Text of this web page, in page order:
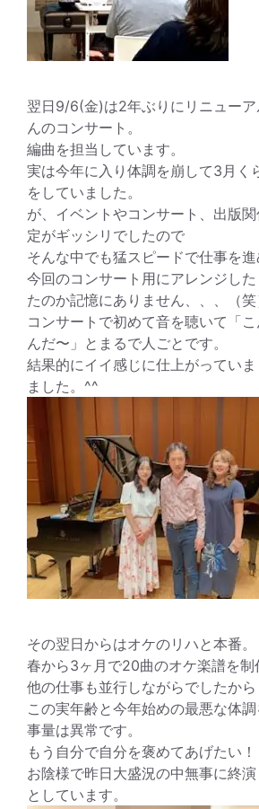
翌日9/6(金)は2年ぶりにリニューア
んのコンサート。
編曲を担当しています。
実は今年に入り体調を崩して3月く
をしていました。
が、イベントやコンサート、出版
定がギッシリでしたので
そんな中でも猛スピードで仕事を進
今回のコンサート用にアレンジし
たのか記憶にありません、、、（笑
コンサートで初めて音を聴いて「
んだ〜」とまるで人ごとです。
結果的にイイ感じに仕上がってい
ました。^^
その翌日からはオケのリハと本番。
春から3ヶ月で20曲のオケ楽譜を制
他の仕事も並行しながらでしたから
この実年齢と今年始めの最悪な体
事量は異常です。
もう自分で自分を褒めてあげたい！
お陰様で昨日大盛況の中無事に終
としています。